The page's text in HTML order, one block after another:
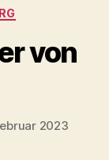
von
2023